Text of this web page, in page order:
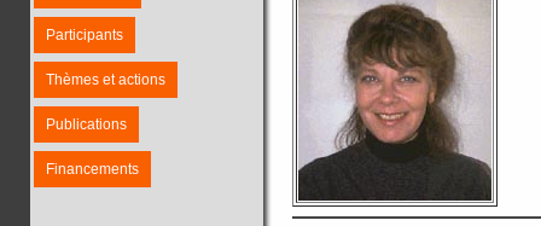
Participants
Thèmes et actions
Publications
Financements